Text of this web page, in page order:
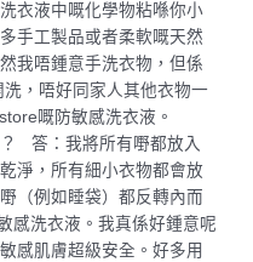
衣液中嘅化學物粘喺你小
手工製品或者柔軟嘅天然
我唔鍾意手洗衣物，但係
，唔好同家人其他衣物一
嘅防敏感洗衣液。
答：我將所有嘢都放入
淨，所有細小衣物都會放
（例如睡袋）都反轉內而
感洗衣液。我真係好鍾意呢
感肌膚超級安全。好多用